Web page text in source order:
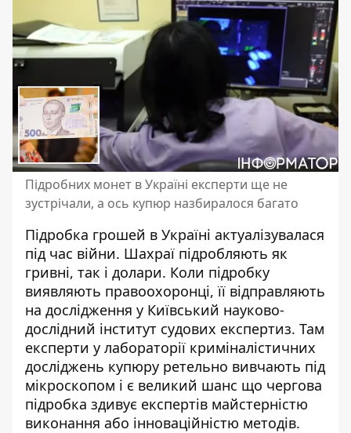
Підробних монет в Україні експерти ще не
зустрічали, а ось купюр назбиралося багато
Підробка грошей в Україні актуалізувалася
під час війни. Шахраї підробляють як
гривні, так і долари. Коли підробку
виявляють правоохоронці, її відправляють
на дослідження у Київський науково-
дослідний інститут судових експертиз. Там
експерти у лабораторії криміналістичних
досліджень купюру ретельно вивчають під
мікроскопом і є великий шанс що чергова
підробка здивує експертів майстерністю
виконання або інноваційністю методів.